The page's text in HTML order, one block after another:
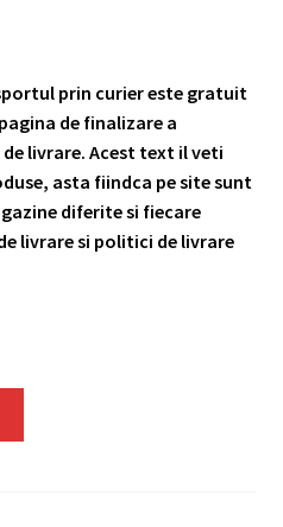
prin curier este gratuit
de finalizare a
livrare. Acest text il veti
asta fiindca pe site sunt
diferite si fiecare
livrare si politici de livrare